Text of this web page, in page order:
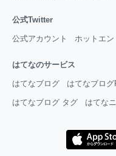
公式Twitter
公式アカウント ホットエン
はてなのサービス
はてなブログ はてなブログ
はてなブログ タグ はてな